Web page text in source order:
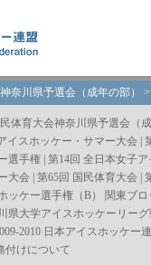
奈川県予選会（成年の部）
体育大会神奈川県予選会（
イスホッケー・サマー大会 |
選手権 | 第14回 全日本女子
大会 | 第65回 国民体育大会 |
ッケー選手権（B） 関東ブ
県大学アイスホッケーリー
2010 日本アイスホッケー
付けについて